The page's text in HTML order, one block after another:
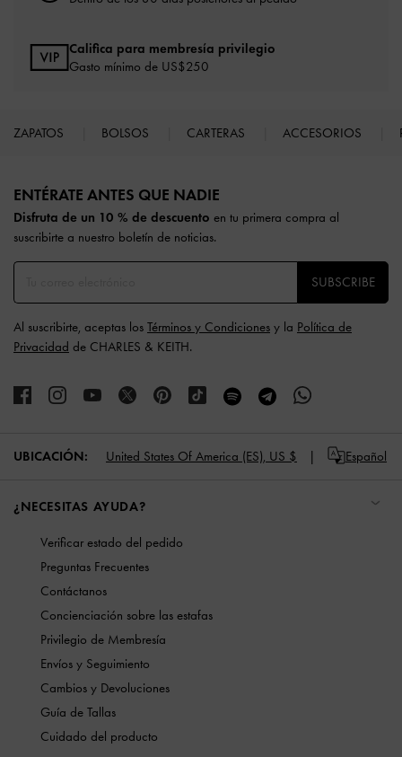
Califica para membresía privilegio
Gasto mínimo de US$250
ZAPATOS BOLSOS CARTERAS ACCESORIOS
ENTÉRATE ANTES QUE NADIE​​
Disfruta de un 10 % de descuento en tu primera compra al
suscribirte a nuestro boletín de noticias.
SUBSCRIBE
Al suscribirte, aceptas los Términos y Condiciones y la Política de
Privacidad de CHARLES & KEITH.
UBICACIÓN: United States Of America (ES), US $ Español
¿NECESITAS AYUDA?
Verificar estado del pedido
Preguntas Frecuentes
Contáctanos
Concienciación sobre las estafas
Privilegio de Membresía
Envíos y Seguimiento
Cambios y Devoluciones
Guía de Tallas
Cuidado del producto